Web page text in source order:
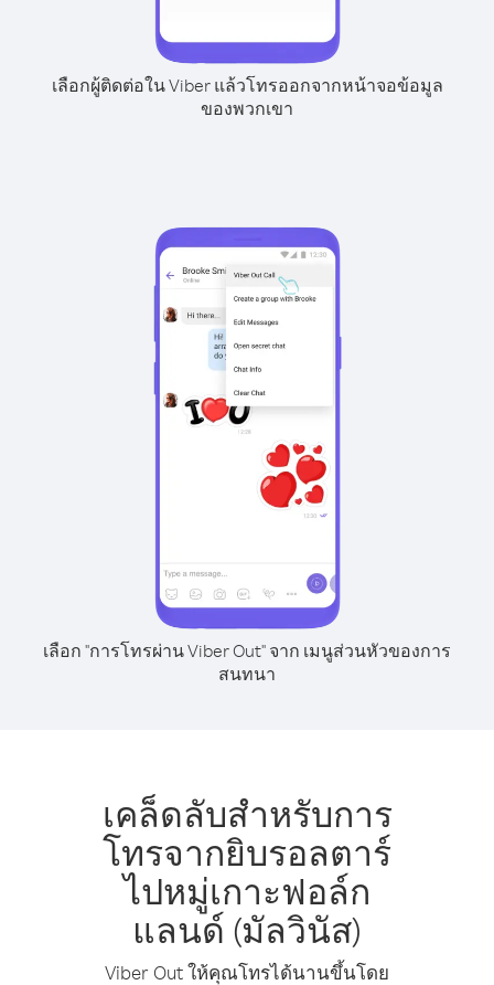
เลือกผู้ติดต่อใน Viber แล้วโทรออกจากหน้าจอข้อมูล
ของพวกเขา
เลือก "การโทรผ่าน Viber Out" จาก เมนูส่วนหัวของการ
สนทนา
เคล็ดลับสำหรับการ
โทรจากยิบรอลตาร์
ไปหมู่เกาะฟอล์ก
แลนด์ (มัลวินัส)
Viber Out ให้คุณโทรได้นานขึ้นโดย